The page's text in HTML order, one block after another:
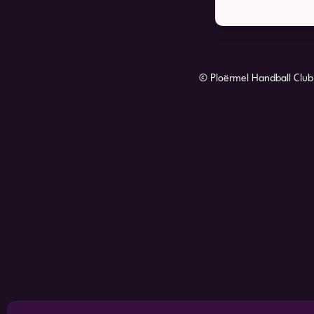
© Ploërmel Handball